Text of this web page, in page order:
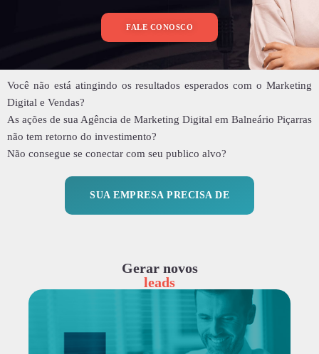
FALE CONOSCO
Você não está atingindo os resultados esperados com o Marketing
Digital e Vendas?
As ações de sua Agência de Marketing Digital em Balneário Piçarras
não tem retorno do investimento?
Não consegue se conectar com seu publico alvo?
SUA EMPRESA PRECISA DE
Gerar novos
leads